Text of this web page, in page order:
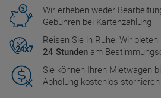
Wir erheben weder
Gebühren bei Kartenzahlung
Reisen Sie in Ruhe: Wir bieten
24 Stunden am
Sie können Ihren Mietwagen
Abholung kostenlos stornieren